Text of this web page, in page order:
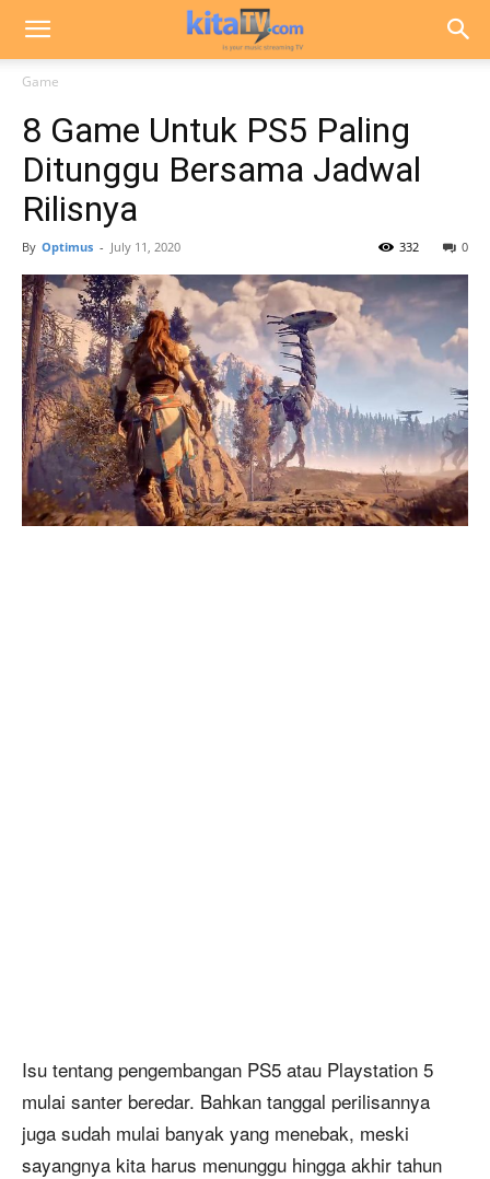
Game
8 Game Untuk PS5 Paling
Ditunggu Bersama Jadwal
Rilisnya
By Optimus - July 11, 2020 0
332
Isu tentang pengembangan PS5 atau Playstation 5
mulai santer beredar. Bahkan tanggal perilisannya
juga sudah mulai banyak yang menebak, meski
sayangnya kita harus menunggu hingga akhir tahun